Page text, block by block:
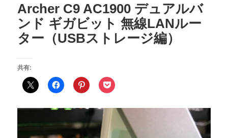
Archer C9 AC1900 デュアルバ
ンド ギガビット 無線LANルー
ター（USBストレージ編）
共有: